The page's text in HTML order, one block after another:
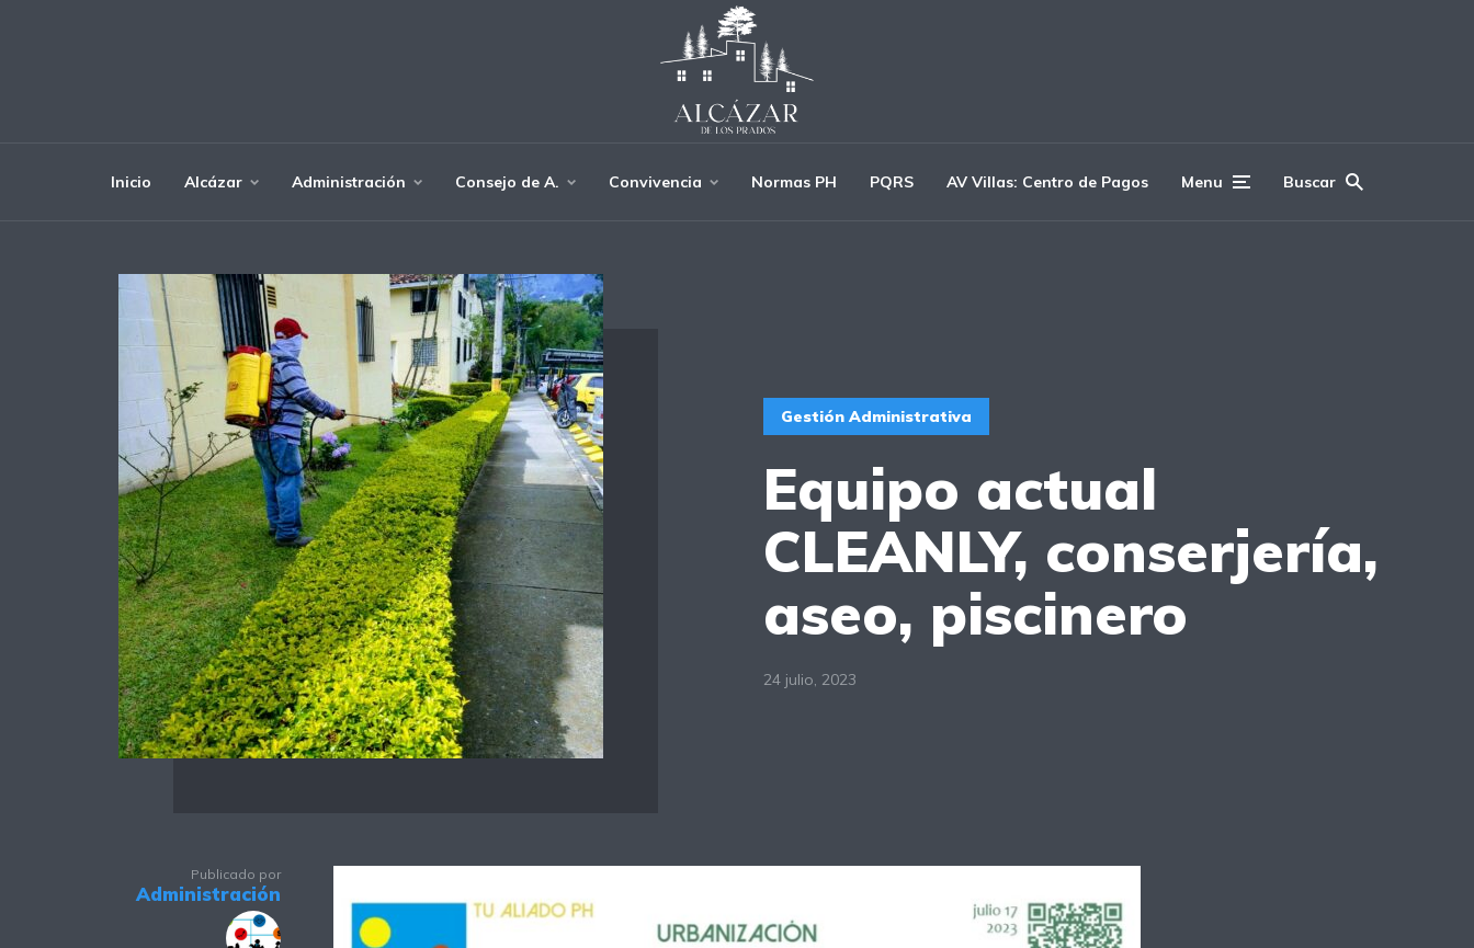
Inicio Alcázar Administración Consejo de A. Convivencia Normas PH PQRS AV Villas: Centro de Pagos Menu Buscar
Gestión Administrativa
Equipo actual
CLEANLY, conserjería,
aseo, piscinero
24 julio, 2023
Publicado por
Administración